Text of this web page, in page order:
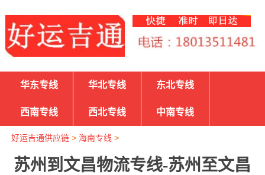
华东专线 华北专线 东北专线
西南专线 西北专线 中南专线
好运吉通供应链> 海南专线 >
苏州到文昌物流专线-苏州至文昌